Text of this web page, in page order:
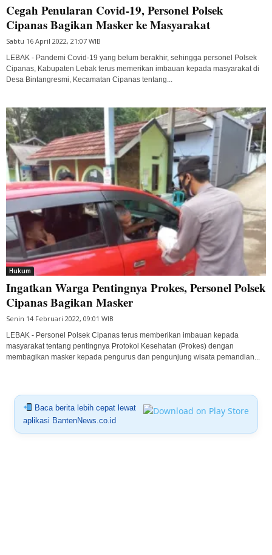
Cegah Penularan Covid-19, Personel Polsek
Cipanas Bagikan Masker ke Masyarakat
Sabtu 16 April 2022, 21:07 WIB
LEBAK - Pandemi Covid-19 yang belum berakhir, sehingga personel Polsek
Cipanas, Kabupaten Lebak terus memerikan imbauan kepada masyarakat di
Desa Bintangresmi, Kecamatan Cipanas tentang...
Hukum
Ingatkan Warga Pentingnya Prokes, Personel Polsek
Cipanas Bagikan Masker
Senin 14 Februari 2022, 09:01 WIB
LEBAK - Personel Polsek Cipanas terus memberikan imbauan kepada
masyarakat tentang pentingnya Protokol Kesehatan (Prokes) dengan
membagikan masker kepada pengurus dan pengunjung wisata pemandian...
Baca berita lebih cepat lewat
aplikasi BantenNews.co.id